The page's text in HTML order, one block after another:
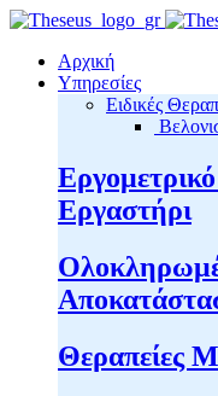
Αρχική
Υπηρεσίες
Ειδικές
Εργαστήρι
Θεραπείες